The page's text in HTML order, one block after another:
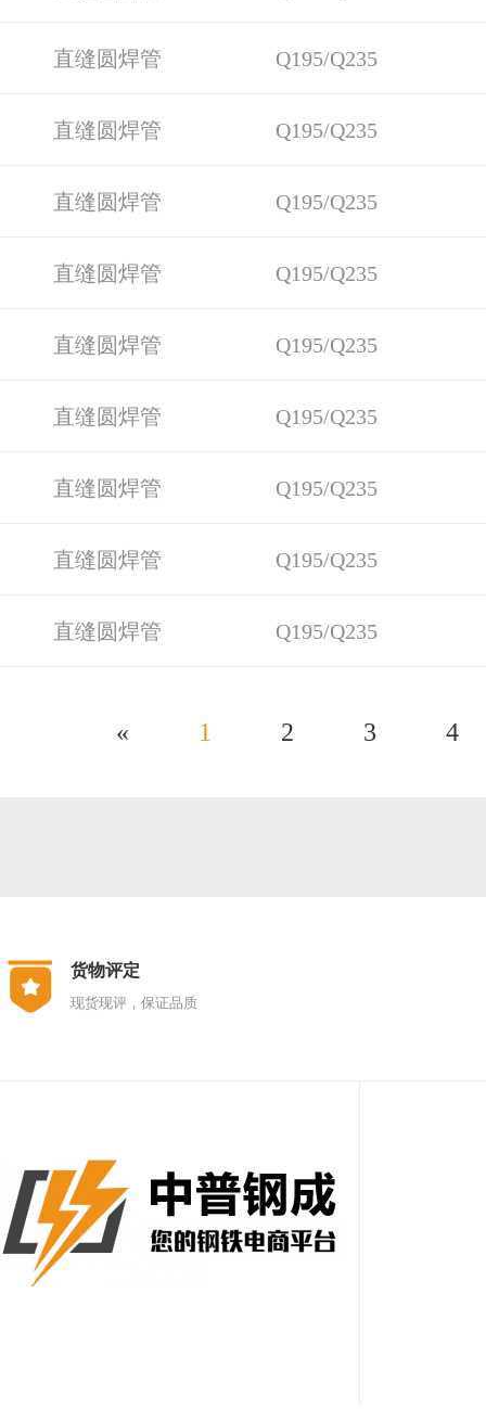
直缝圆焊管 Q195/Q235
直缝圆焊管 Q195/Q235
直缝圆焊管 Q195/Q235
直缝圆焊管 Q195/Q235
直缝圆焊管 Q195/Q235
直缝圆焊管 Q195/Q235
直缝圆焊管 Q195/Q235
直缝圆焊管 Q195/Q235
直缝圆焊管 Q195/Q235
« 1 2 3 4
货物评定
现货现评，保证品质